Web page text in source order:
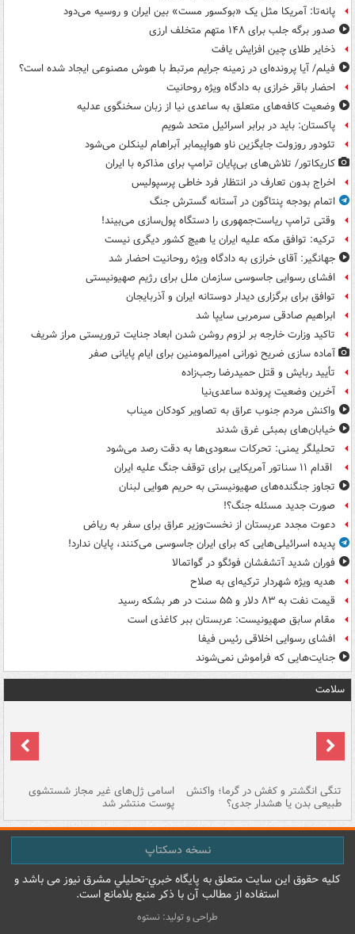
پانه‌تا: آمریکا مثل یک «بوکسور مست» بین ایران و روسیه می‌دود
صدور برگه جلب برای ۱۴۸ متهم متخلف ارزی
ذخایر طلای چین افزایش یافت
فیلم/ آیا پرونده‌ای در زمینه جرایم مرتبط با هوش مصنوعی ایجاد شده است؟
احضار باقر خرازی به دادگاه ویژه روحانیت
وضعیت کافه‌های متعلق به ساعدی نیا از زبان سخنگوی عدلیه
پاکستان: باید در برابر اسرائیل متحد شویم
تئودور روزولت جایگزین ناو هواپیمابر آبراهام لینکلن می‌شود
کاریکاتور/ تلاش‌های بی‌پایان ترامپ برای مذاکره با ایران
اخراج بدون تعارف در انتظار فرد خاطی پرسپولیس
اتمام بودجه پنتاگون در آستانه گسترش جنگ
وقتی ترامپ ریاست‌جمهوری را دستگاه پول‌سازی می‌بیند!
ترکیه: توافق مکه علیه ایران یا هیچ کشور دیگری نیست
جهانگیر: آقای خرازی به دادگاه ویژه روحانیت احضار شد
افشای رسوایی جاسوسی سازمان ملل برای رژیم صهیونیستی
توافق برای برگزاری دیدار دوستانه ایران و آذربایجان
ابراهیم صادقی سرمربی سایپا شد
تاکید وزارت خارجه بر لزوم روشن شدن ابعاد جنایت تروریستی مراز شریف
آماده سازی ضریح نورانی امیرالمومنین برای ایام پایانی صفر
تأیید ربایش و قتل حمیدرضا رجب‌زاده
آخرین وضعیت پرونده ساعدی‌نیا
واکنش مردم جنوب عراق به تصاویر کودکان میناب
خیابان‌های بمبئی غرق شدند
تحلیلگر یمنی: تحرکات سعودی‌ها به دقت رصد می‌شود
اقدام ۱۱ سناتور آمریکایی برای توقف جنگ علیه ایران
تجاوز جنگنده‌های صهیونیستی به حریم هوایی لبنان
صورت جدید مسئله جنگ؟!
دعوت مجدد عربستان از نخست‌وزیر عراق برای سفر به ریاض
پدیده اسرائیلی‌هایی که برای ایران جاسوسی می‌کنند، پایان ندارد!
فوران شدید آتشفشان فوئگو در گواتمالا
هدیه ویژه شهردار ترکیه‌ای به صلاح
قیمت نفت به ۸۳ دلار و ۵۵ سنت در هر بشکه رسید
مقام سابق صهیونیست: عربستان ببر کاغذی است
افشای رسوایی اخلاقی رئیس فیفا
جنایت‌هایی که فراموش نمی‌شوند
سلامت
تنگی انگشتر و کفش در گرما؛ واکنش
طبیعی بدن یا هشدار جدی؟
اسامی ژل‌های غیر مجاز شستشوی
پوست منتشر شد
نسخه دسکتاپ
کليه حقوق اين سايت متعلق به پایگاه خبري-تحليلي مشرق نيوز می باشد و
استفاده از مطالب آن با ذکر منبع بلامانع است.
طراحی و تولید: نستوه